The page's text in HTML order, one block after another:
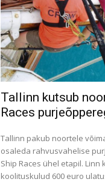
Tallinn kutsub
Races
Tallinn pakub noortele
osaleda rahvusvahelise
Ship Races ühel etapil. Linn
koolituskulud 600 euro